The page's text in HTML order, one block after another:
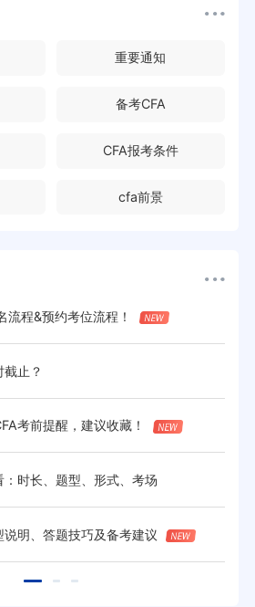
重要通知
备考CFA
CFA报考条件
cfa前景
流程&预约考位流程！
止？
考前提醒，建议收藏！
：时长、题型、形式、考场
说明、答题技巧及备考建议